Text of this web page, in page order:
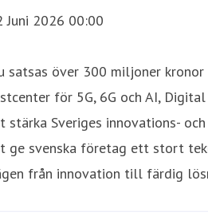
Juni 2026 00:00
satsas över 300 miljoner
för 5G, 6G och AI,
stärka Sveriges innovations-
ge svenska företag ett stort
från innovation till färdig